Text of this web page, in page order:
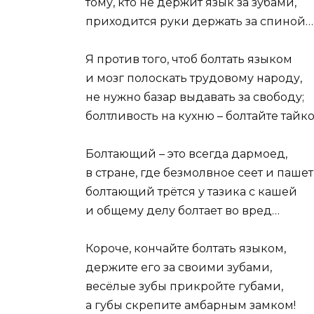
приходится руки держать за спиной…
Я против того, чтоб болтать языком
и мозг полоскать трудовому народу,
не нужно базар выдавать за свободу;
болтливость на кухню – болтайте
Болтающий – это всегда дармоед,
в стране, где безмолвное сеет и
болтающий трётся у тазика с кашей
и общему делу болтает во вред…
Короче, кончайте болтать языком,
держите его за своими зубами,
весёлые зубы прикройте губами,
а губы скрепите амбарным замком!